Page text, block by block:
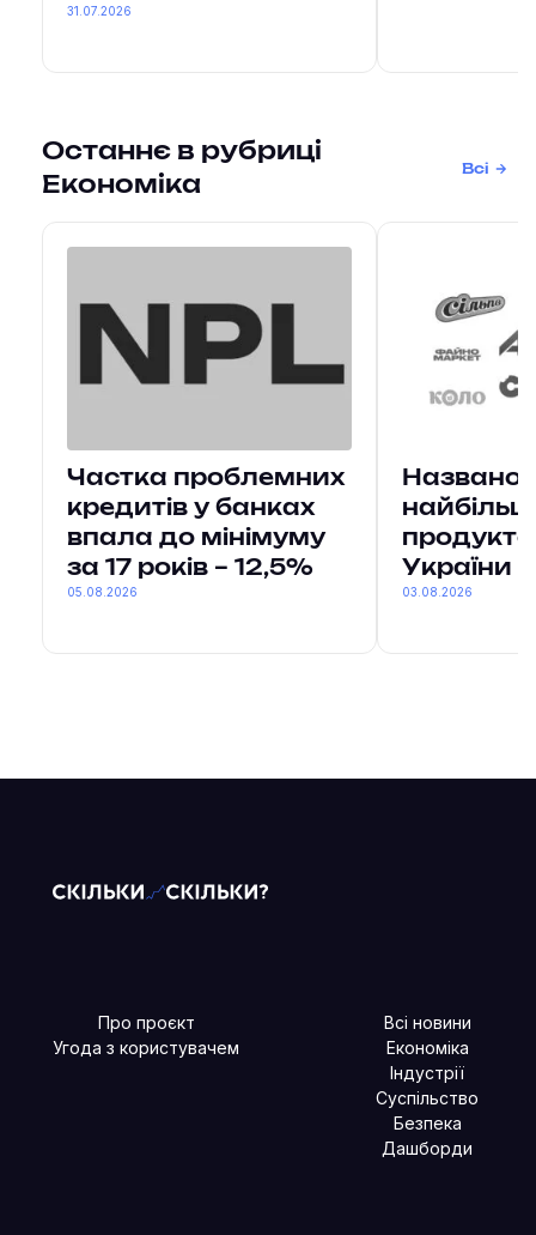
31.07.2026
Останнє в рубриці
Економіка
Всі
Частка проблемних
кредитів у банках
впала до мінімуму
за 17 років – 12,5%
05.08.2026
Названо
України
03.08.2026
Про проєкт
Угода з користувачем
Всі новини
Економіка
Індустрії
Суспільство
Безпека
Дашборди